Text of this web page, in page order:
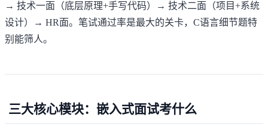
→ 技术一面（底层原理+手写代码）→ 技术二面（项目+系统
设计）→ HR面。笔试通过率是最大的关卡，C语言细节题特
别能筛人。
三大核心模块：嵌入式面试考什么